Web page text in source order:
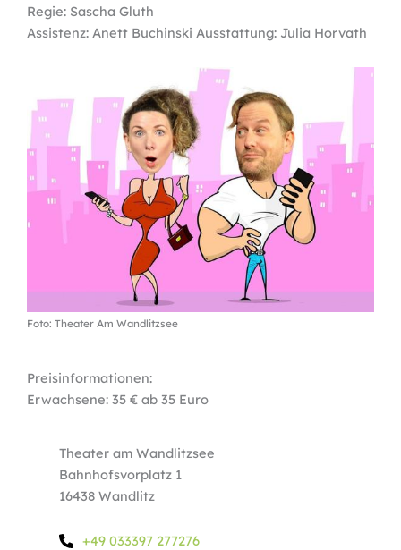
Regie: Sascha Gluth
Assistenz: Anett Buchinski Ausstattung: Julia Horvath
Foto: Theater Am Wandlitzsee
Preisinformationen:
Erwachsene: 35 € ab 35 Euro
Theater am Wandlitzsee
Bahnhofsvorplatz 1
16438 Wandlitz
+49 033397 277276